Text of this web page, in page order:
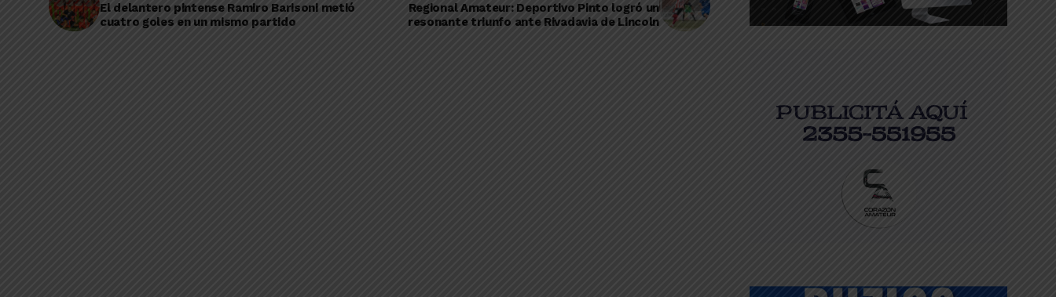
El delantero pintense Ramiro Barisoni metió
cuatro goles en un mismo partido
Regional Amateur: Deportivo Pinto logró un
resonante triunfo ante Rivadavia de Lincoln